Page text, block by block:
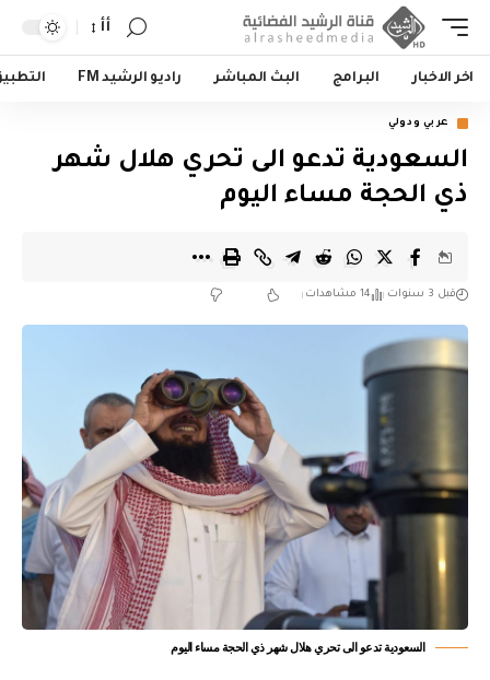
أأ
اخر الاخبار البرامج البث المباشر راديو الرشيد FM
عربي ودولي
السعودية تدعو الى تحري هلال شهر
ذي الحجة مساء اليوم
قبل 3 سنوات 14 مشاهدات
السعودية تدعو الى تحري هلال شهر ذي الحجة مساء اليوم